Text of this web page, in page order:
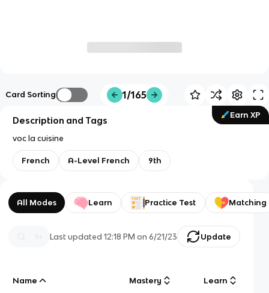
Card Sorting 1/165
Earn XP
Description and Tags
voc la cuisine
French A-Level French 9th
All Modes Learn Practice Test Matching
Last updated12:18 PM on 6/21/23 Update
Name Mastery Learn